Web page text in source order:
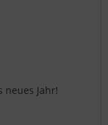
neues Jahr!